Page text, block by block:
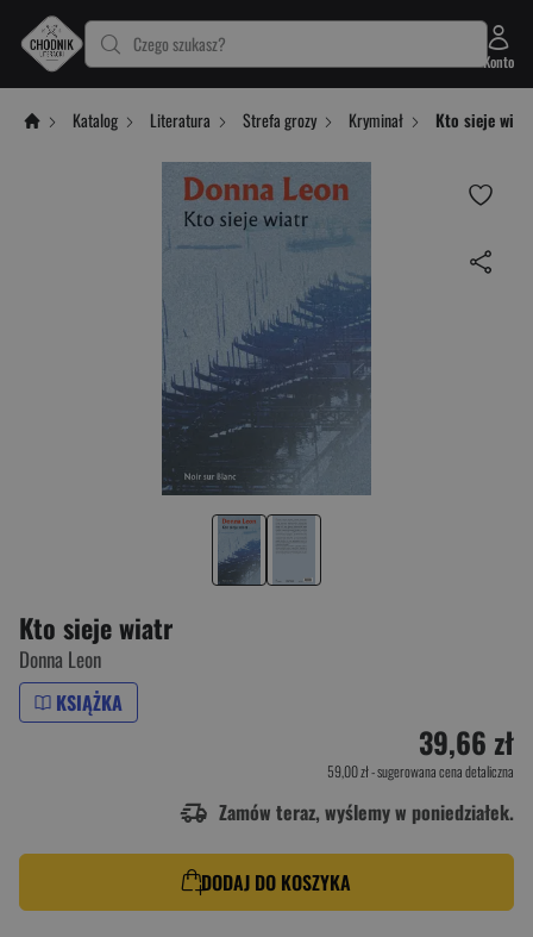
Czego szukasz?
Konto
Katalog Literatura Strefa grozy Kryminał Kto sieje wiatr
Kto sieje wiatr
Donna Leon
KSIĄŻKA
39,66 zł
59,00 zł- sugerowana cena detaliczna
Zamów teraz, wyślemy w poniedziałek.
DODAJ DO KOSZYKA